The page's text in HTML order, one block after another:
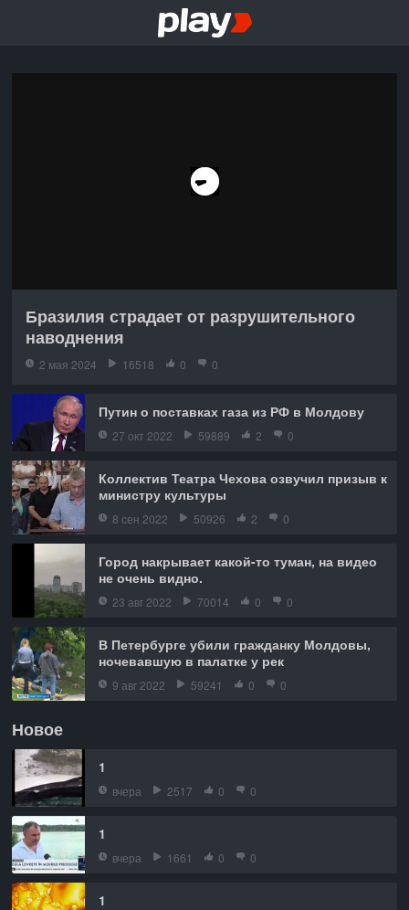
Бразилия страдает от разрушительного
наводнения
2 мая 2024 16518 0 0
Путин о поставках газа из РФ в Молдову
27 окт 2022 59889 2 0
Коллектив Театра Чехова озвучил призыв к
министру культуры
8 сен 2022 50926 2 0
Город накрывает какой-то туман, на видео
не очень видно.
23 авг 2022 70014 0 0
В Петербурге убили гражданку Молдовы,
ночевавшую в палатке у рек
9 авг 2022 59241 0 0
Новое
1
вчера 2517 0 0
1
вчера 1661 0 0
1